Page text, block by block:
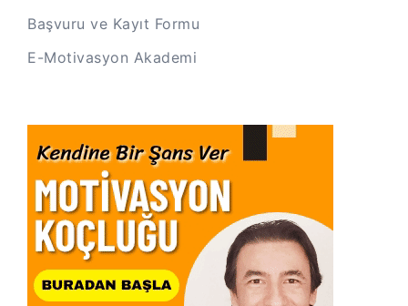
Başvuru ve Kayıt Formu
E-Motivasyon Akademi